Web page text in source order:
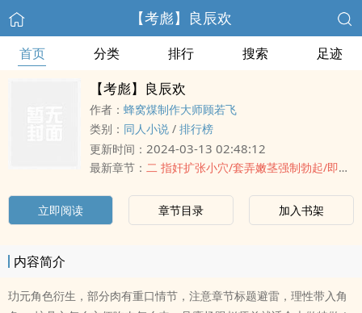
【考彪】良辰欢
首页 分类 排行 搜索 足迹
【考彪】良辰欢
作者： 蜂窝煤制作大师顾若飞
类别： 同人小说 / 排行榜
更新时间： 2024-03-13 02:48:12
最新章节： 二 指奸扩张小穴/套弄嫩茎强制勃起/即将高潮时放置戏弄
立即阅读 章节目录 加入书架
内容简介
玏元角色衍生，部分肉有重口情节，注意章节标题避雷，理性带入角